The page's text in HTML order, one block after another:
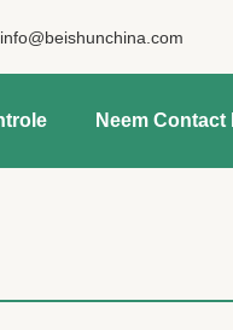
info@beishunchina.com
Neem Contact